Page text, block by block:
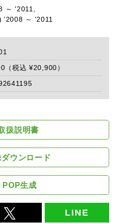
～ '2011,
'2008 ～ '2011
（税込 ¥20,900）
扱説明書
ウンロード
POP生成
LINE